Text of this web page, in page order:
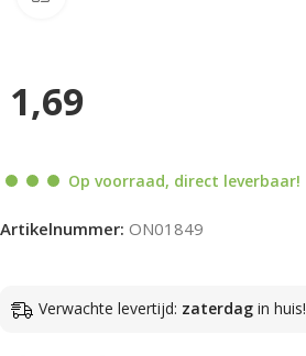
1,69
Op voorraad, direct leverbaar!
Artikelnummer: ON01849
Verwachte levertijd: zaterdag in huis!